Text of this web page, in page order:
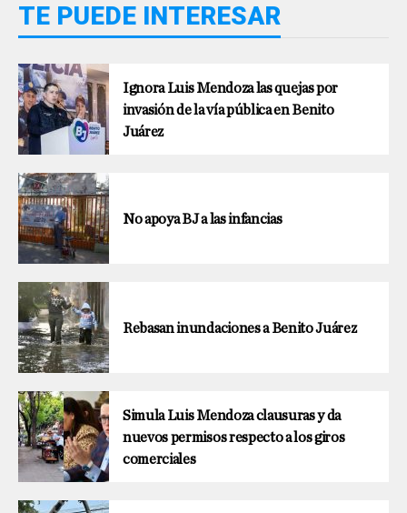
TE PUEDE INTERESAR
Ignora Luis Mendoza las quejas por
invasión de la vía pública en Benito
Juárez
No apoya BJ a las infancias
Rebasan inundaciones a Benito Juárez
Simula Luis Mendoza clausuras y da
nuevos permisos respecto a los giros
comerciales